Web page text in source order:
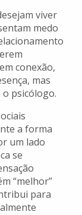
viver
medo
conexão,
mas
psicólogo.
a forma
um lado
se
“melhor”
para